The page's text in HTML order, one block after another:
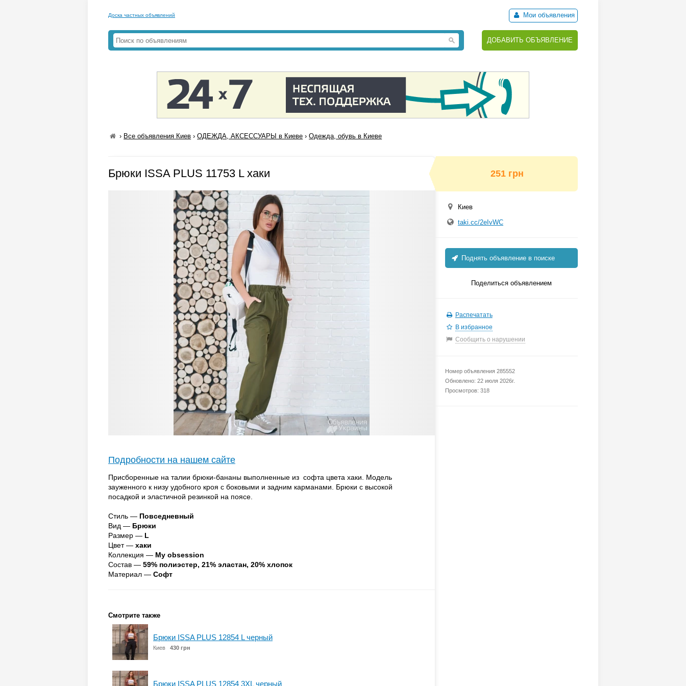
Доска частных объявлений Мои объявления
ДОБАВИТЬ ОБЪЯВЛЕНИЕ
› Все объявления Киев ›ОДЕЖДА, АКСЕССУАРЫ в Киеве ›Одежда, обувь в Киеве
Брюки ISSA PLUS 11753 L хаки
Подробности на нашем сайте
Присборенные на талии брюки-бананы выполненные из софта цвета хаки. Модель
зауженного к низу удобного кроя с боковыми и задним карманами. Брюки с высокой
посадкой и эластичной резинкой на поясе.
Стиль — Повседневный
Вид — Брюки
Размер — L
Цвет — хаки
Коллекция — My obsession
Состав — 59% полиэстер, 21% эластан, 20% хлопок
Материал — Софт
Смотрите также
Брюки ISSA PLUS 12854 L черный
Киев 430 грн
Брюки ISSA PLUS 12854 3XL черный
251 грн
Киев
taki.cc/2eIvWC
Поднять объявление в поиске
Поделиться объявлением
Распечатать
В избранное
Сообщить о нарушении
Номер объявления 285552
Обновлено: 22 июля 2026г.
Просмотров: 318